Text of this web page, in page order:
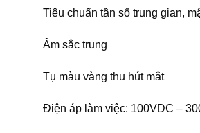
Tiêu chuẩn tần số trung gian,
Âm sắc trung
Tụ màu vàng thu hút mắt
Điện áp làm việc: 100VDC –